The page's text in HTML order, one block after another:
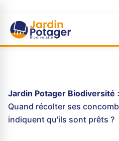
Jardin Potager Biodiversité
Quand récolter ses
indiquent qu'ils sont prêts ?